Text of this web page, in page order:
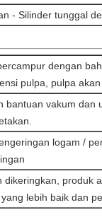
- Silinder tunggal
dengan
pulpa, pulpa
bantuan vakum dan
logam /
dikeringkan, produk
lebih baik dan